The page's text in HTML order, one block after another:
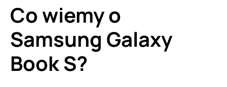
Co wiemy o
Samsung Galaxy
Book S?